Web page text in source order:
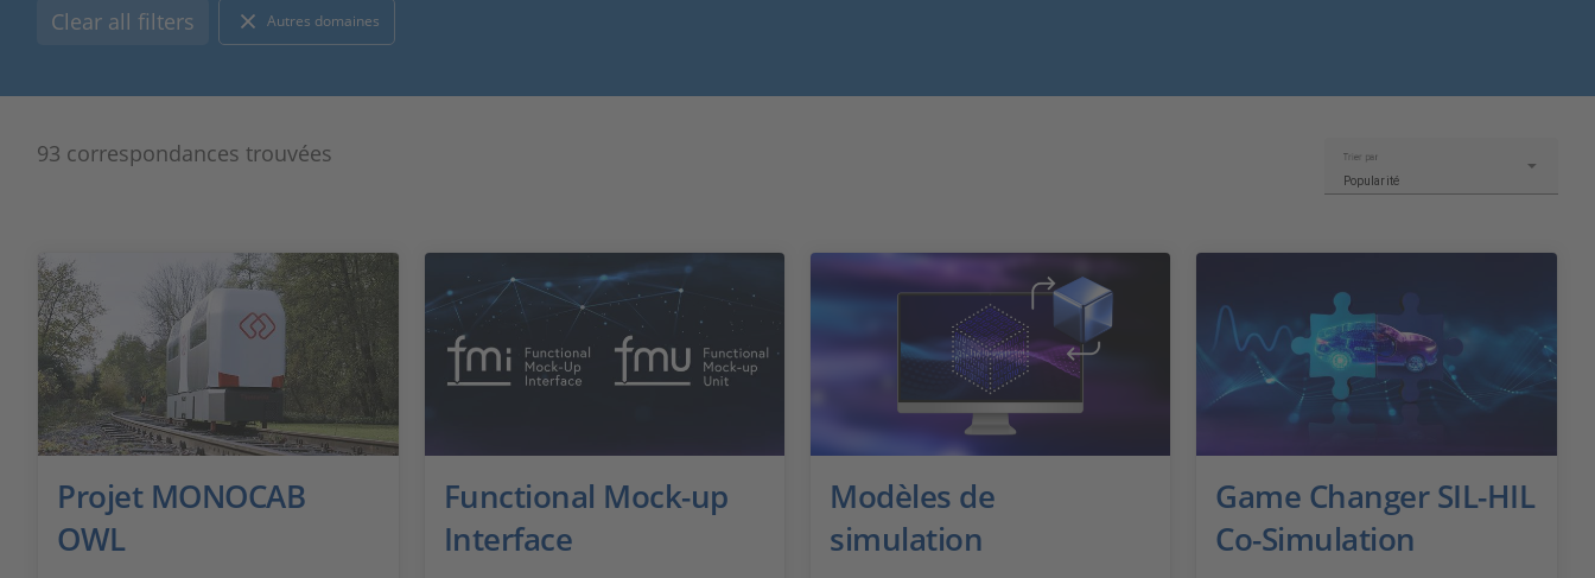
Clear all filters Autres domaines
93 correspondances trouvées Trier par
Popularité
Projet MONOCAB
OWL
Functional Mock-up
Interface
Modèles de
simulation
Game Changer SIL-HIL
Co-Simulation